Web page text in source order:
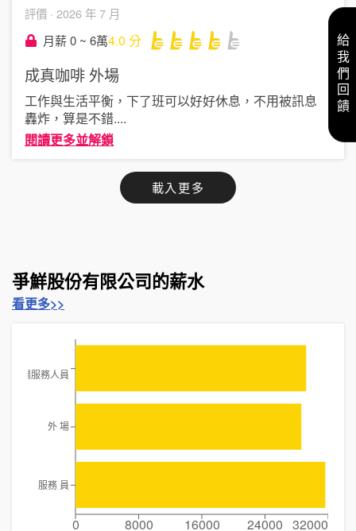
評價 · 2026 年 7 月
月薪 0 ~ 6萬4.0 分
成真咖啡 外場
工作與生活平衡，下了班可以好好休息，不用被訊息
轟炸，算是不錯....
閱讀更多並解鎖
載入更多
爭鮮股份有限公司的薪水
看更多>>
0 8000 16000 24000 32000
外場服務人員
外 場
服務 員
給我們回饋